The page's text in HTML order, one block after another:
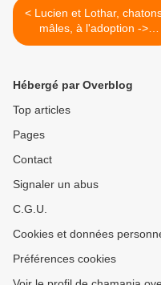
< Lucien et Lothar, chatons
mâles, à l'adoption ->
Lothar adopté
Hébergé par Overblog
Top articles
Pages
Contact
Signaler un abus
C.G.U.
Cookies et données
Préférences cookies